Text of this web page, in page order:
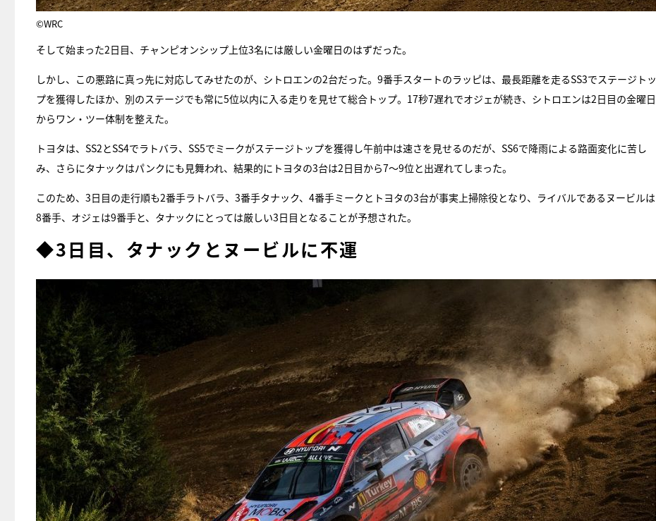
©WRC
そして始まった2日目、チャンピオンシップ上位3名には厳しい金曜日のはずだった。
しかし、この悪路に真っ先に対応してみせたのが、シトロエンの2台だった。9番手スタートのラッピは、最長距離を走るSS3でステージトッ
プを獲得したほか、別のステージでも常に5位以内に入る走りを見せて総合トップ。17秒7遅れでオジェが続き、シトロエンは2日目の金曜日
からワン・ツー体制を整えた。
トヨタは、SS2とSS4でラトバラ、SS5でミークがステージトップを獲得し午前中は速さを見せるのだが、SS6で降雨による路面変化に苦し
み、さらにタナックはパンクにも見舞われ、結果的にトヨタの3台は2日目から7～9位と出遅れてしまった。
このため、3日目の走行順も2番手ラトバラ、3番手タナック、4番手ミークとトヨタの3台が事実上掃除役となり、ライバルであるヌービルは
8番手、オジェは9番手と、タナックにとっては厳しい3日目となることが予想された。
◆3日目、タナックとヌービルに不運